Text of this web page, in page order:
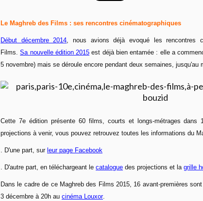
Le Maghreb des Films : ses rencontres cinématographiques
Début décembre 2014 , nous avions déjà evoqué les rencontres
Films.Sa nouvelle édition 2015 est déjà bien entamée : elle a
5 novembre) mais se déroule encore pendant deux semaines, jusqu'au
Cette 7e édition présente 60 films, courts et longs-métrages dans
projections à venir, vous pouvez retrouvez toutes les informations du
. D'une part, sur leur page Facebook
. D'autre part, en téléchargeant le catalogue des projections et la grille
Dans le cadre de ce Maghreb des Films 2015, 16 avant-premières
3 décembre à 20h au cinéma Louxor.